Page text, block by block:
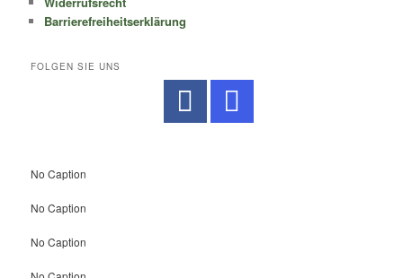
Barrierefreiheitserklärung
FOLGEN SIE UNS
No Caption
No Caption
No Caption